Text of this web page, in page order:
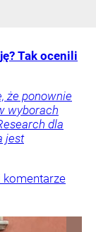
Tak ocenili
że ponownie
wyborach
dla
jest
komentarze